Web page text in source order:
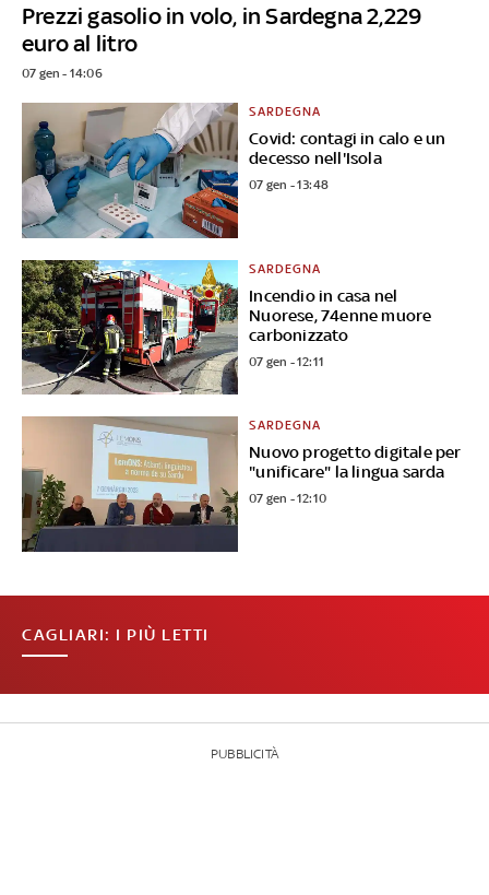
Prezzi gasolio in volo, in Sardegna 2,229
euro al litro
07 gen - 14:06
Covid: contagi in calo e un
decesso nell'Isola
SARDEGNA
07 gen - 13:48
Incendio in casa nel
Nuorese, 74enne muore
carbonizzato
SARDEGNA
07 gen - 12:11
Nuovo progetto digitale per
"unificare" la lingua sarda
SARDEGNA
07 gen - 12:10
CAGLIARI: I PIÙ LETTI
PUBBLICITÀ